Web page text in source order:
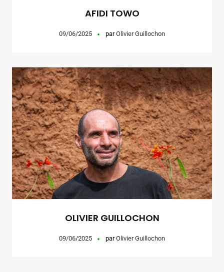
AFIDI TOWO
09/06/2025 parOlivier Guillochon
OLIVIER GUILLOCHON
09/06/2025 parOlivier Guillochon